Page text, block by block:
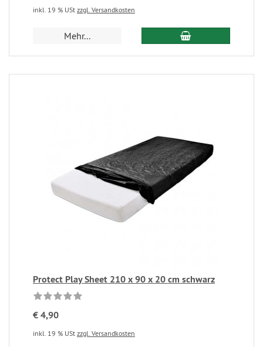
inkl. 19 % USt zzgl. Versandkosten
Mehr...
Protect Play Sheet 210 x 90 x 20 cm schwarz
€ 4,90
inkl. 19 % USt zzgl. Versandkosten